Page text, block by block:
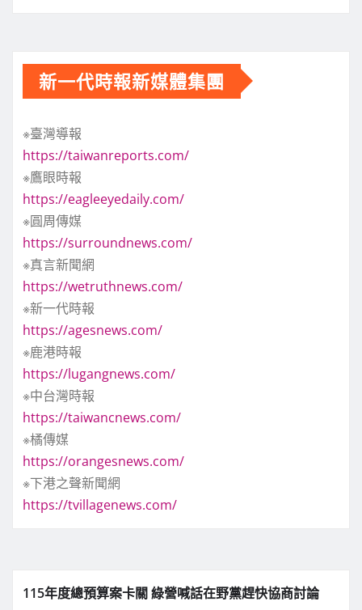
新一代時報新媒體集團
※臺灣導報
https://taiwanreports.com/
※鷹眼時報
https://eagleeyedaily.com/
※圓周傳媒
https://surroundnews.com/
※真言新聞網
https://wetruthnews.com/
※新一代時報
https://agesnews.com/
※鹿港時報
https://lugangnews.com/
※中台灣時報
https://taiwancnews.com/
※橘傳媒
https://orangesnews.com/
※下港之聲新聞網
https://tvillagenews.com/
115年度總預算案卡關 綠營喊話在野黨趕快協商討論